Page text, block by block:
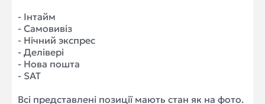
- Інтайм
- Самовивіз
- Нічний экспрес
- Делівері
- Нова пошта
- SAT
Всі представлені позиції мають стан як на фото.